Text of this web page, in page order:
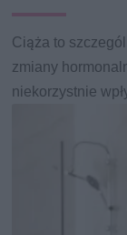
Ciąża to
zmiany
niekorzystnie